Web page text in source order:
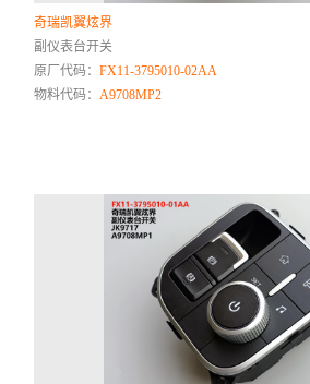
奇瑞凯翼炫界
副仪表台开关
原厂代码：FX11-3795010-02AA
物料代码：A9708MP2